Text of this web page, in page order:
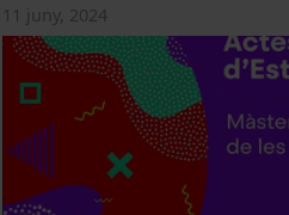
11 juny, 2024